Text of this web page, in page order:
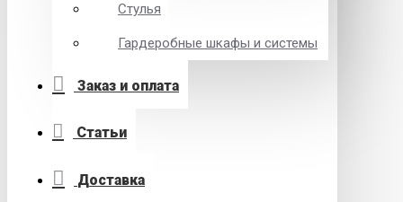
Стулья
Гардеробные шкафы и системы
Заказ и оплата
Статьи
Доставка